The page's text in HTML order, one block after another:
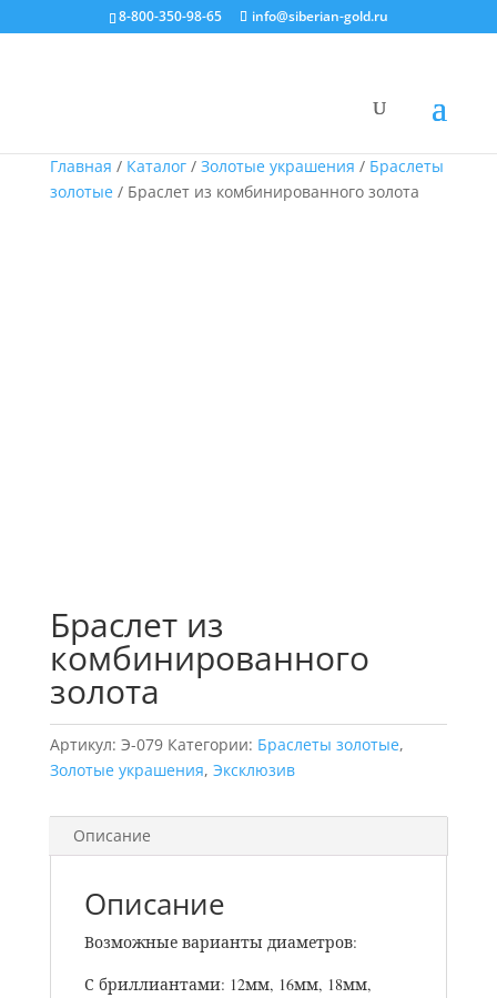
8-800-350-98-65 info@siberian-gold.ru
Главная / Каталог/ Золотые украшения / Браслеты
золотые/ Браслет из комбинированного золота
Браслет из
комбинированного
золота
Артикул: Э-079 Категории: Браслеты золотые,
Золотые украшения, Эксклюзив
Описание
Описание
Возможные варианты диаметров:
С бриллиантами: 12мм, 16мм, 18мм,